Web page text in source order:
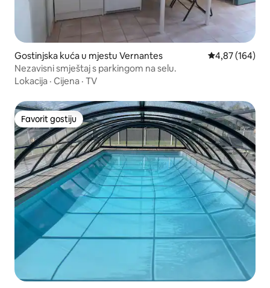
Gostinjska kuća u mjestu Vernantes Prosječna
4,87 (164)
Nezavisni smještaj s parkingom na selu.
Lokacija · Cijena · TV
Favorit gostiju
Favorit gostiju